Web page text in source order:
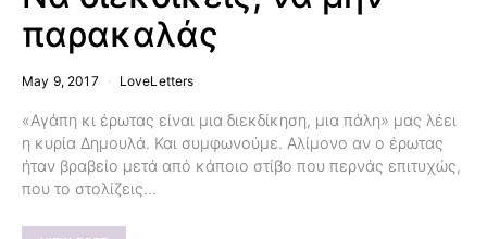
παρακαλάς
May 9, 2017 LoveLetters
«Αγάπη κι έρωτας είναι μια διεκδίκηση, μια πάλη» μας λέει
η κυρία Δημουλά. Και συμφωνούμε. Αλίμονο αν ο έρωτας
ήταν βραβείο μετά από κάποιο στίβο που περνάς επιτυχώς,
που το στολίζεις…